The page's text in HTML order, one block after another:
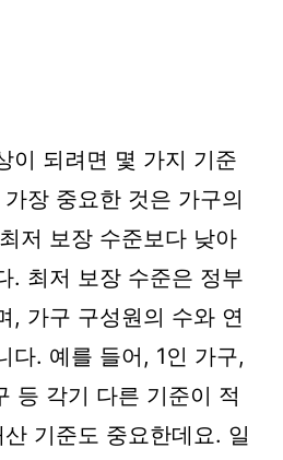
이 되려면 몇 가지 기준
장 중요한 것은 가구의
저 보장 수준보다 낮아
. 최저 보장 수준은 정부
, 가구 구성원의 수와 연
다. 예를 들어, 1인 가구,
등 각기 다른 기준이 적
기준도 중요한데요. 일